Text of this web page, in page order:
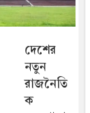
দেশের
নতুন
রাজনৈতি
ক